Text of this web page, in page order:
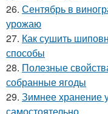
26. Сентябрь в
урожаю
27. Как сушить
способы
28. Полезные
собранные ягоды
29. Зимнее хранение
самостоятельно